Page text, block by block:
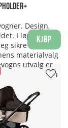
Design,
I løpet av 20
sikre kjøp
materialvalg
utvalg er
kjøring og du
Kjøp